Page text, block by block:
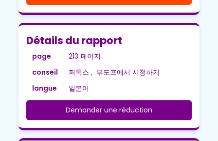
Détails du rapport
page
213 페이지
conseil
퍼톡스 , 부도프에서 시청하기
langue
일본어
Demander une réduction